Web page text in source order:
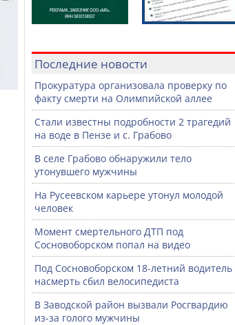
Последние новости
Прокуратура организовала проверку по
факту смерти на Олимпийской аллее
Стали известны подробности 2 трагедий
на воде в Пензе и с. Грабово
В селе Грабово обнаружили тело
утонувшего мужчины
На Русеевском карьере утонул молодой
человек
Момент смертельного ДТП под
Сосновоборском попал на видео
Под Сосновоборском 18-летний водитель
насмерть сбил велосипедиста
В Заводской район вызвали Росгвардию
из-за голого мужчины